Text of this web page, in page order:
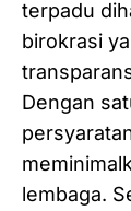
terpadu
birokrasi
Dengan
lembaga.